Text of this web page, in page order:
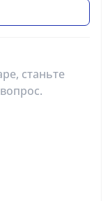
станьте